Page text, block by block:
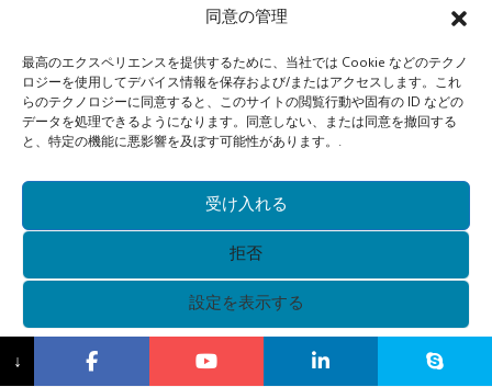
同意の管理
最高のエクスペリエンスを提供するために、当社では Cookie などのテクノ
ロジーを使用してデバイス情報を保存および/またはアクセスします。これ
らのテクノロジーに同意すると、このサイトの閲覧行動や固有の ID などの
データを処理できるようになります。同意しない、または同意を撤回する
と、特定の機能に悪影響を及ぼす可能性があります。.
受け入れる
拒否
設定を表示する
{タイトル}
2022年3月
2021年12月
2021年10月
2021年7月
著作権 © 2021 広州 Xunqi メガネ株式会社すべての権利予
↓